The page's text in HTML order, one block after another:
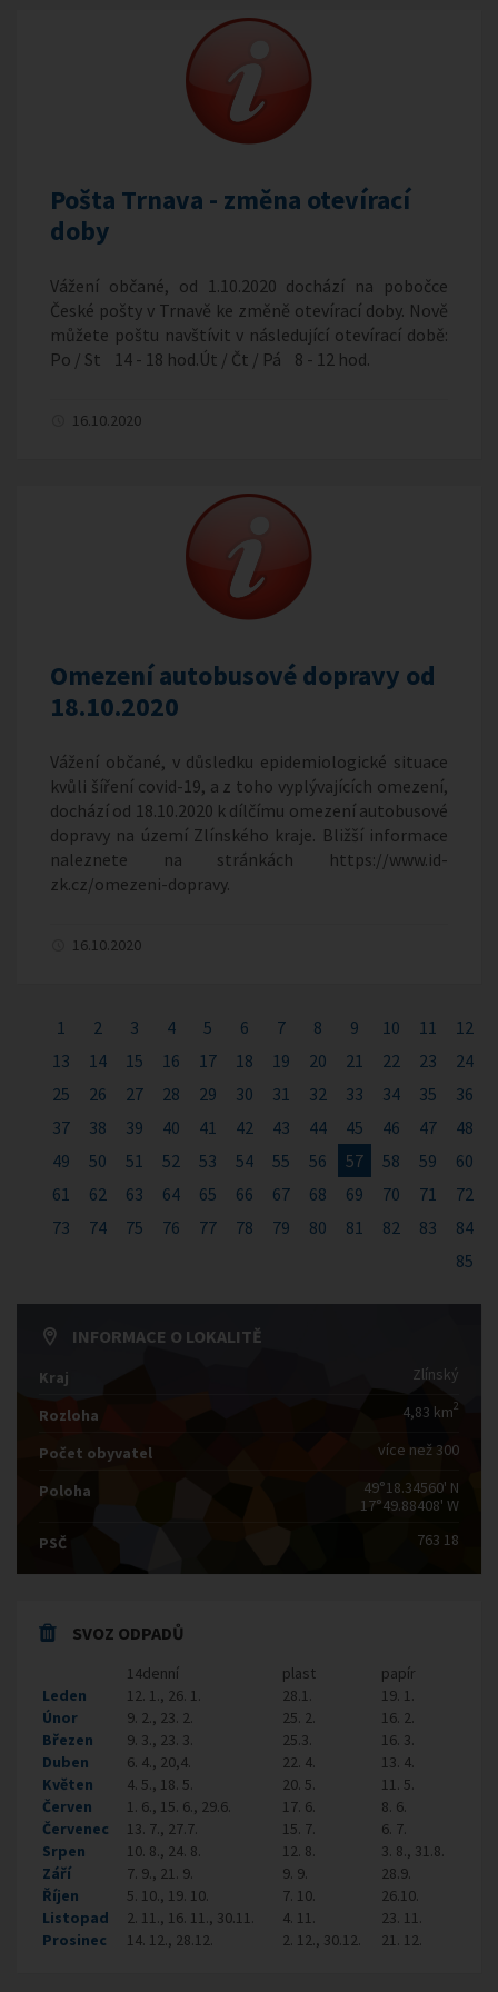
Pošta Trnava - změna otevírací
doby
Vážení občané, od 1.10.2020 dochází na pobočce
České pošty v Trnavě ke změně otevírací doby. Nově
můžete poštu navštívit v následující otevírací době:
Po / St 14 - 18 hod.Út / Čt / Pá 8 - 12 hod.
16.10.2020
Omezení autobusové dopravy od
18.10.2020
Vážení občané, v důsledku epidemiologické situace
kvůli šíření covid-19, a z toho vyplývajících omezení,
dochází od 18.10.2020 k dílčímu omezení autobusové
dopravy na území Zlínského kraje. Bližší informace
naleznete na stránkách https://www.id-
zk.cz/omezeni-dopravy.
16.10.2020
1 2 3 4 5 6 7 8 9 10 11
12
13
14 15 16 17 18 19 20 21 22 23
24
25
26 27 28 29 30 31 32 33 34 35
36
37
38 39 40 41 42 43 44 45 46 47
48
49
50 51 52 53 54 55 56 57 58 59
60
61
62 63 64 65 66 67 68 69 70 71
72
73
74 75 76 77 78 79 80 81 82 83
84
85
INFORMACE O LOKALITĚ
Kraj Zlínský
Rozloha 4,83 km2
Počet obyvatel více než 300
Poloha
49°18.34560' N
17°49.88408' W
PSČ
763 18
SVOZ ODPADŮ
14denní plast
papír
Leden
12. 1., 26. 1. 28.1.
19. 1.
Únor
9. 2., 23. 2. 25. 2.
16. 2.
Březen
9. 3., 23. 3. 25.3.
16. 3.
Duben
6. 4., 20,4. 22. 4.
13. 4.
Květen
4. 5., 18. 5. 20. 5.
11. 5.
Červen
1. 6., 15. 6., 29.6. 17. 6.
8. 6.
Červenec
13. 7., 27.7. 15. 7.
6. 7.
Srpen
10. 8., 24. 8. 12. 8.
3. 8., 31.8.
Září
7. 9., 21. 9. 9. 9.
28.9.
Říjen
5. 10., 19. 10. 7. 10.
26.10.
Listopad
2. 11., 16. 11., 30.11. 4. 11.
23. 11.
Prosinec
14. 12., 28.12. 2. 12., 30.12. 21. 12.